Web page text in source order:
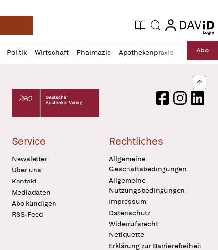
Deutsche Apotheker Zeitung
Aktuelle Ausgabe
Suche login
login
Politik Wirtschaft Pharmazie Apothekenpraxis RechtAbo
Profil
öffnen
Daz
Pur
Deutscher Apotheker Verlag Logo
FacebookInstagram
Service
Newsletter
Über uns
Kontakt
Mediadaten
Abo kündigen
RSS-Feed
Rechtliches
Allgemeine
Geschäftsbedingungen
Allgemeine
Nutzungsbedingungen
Impressum
Datenschutz
Widerrufsrecht
Netiquette
Erklärung zur Barrierefreiheit